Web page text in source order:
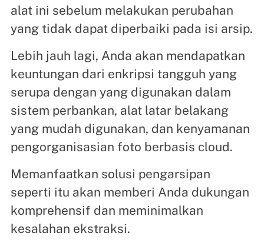
alat ini sebelum melakukan perubahan
yang tidak dapat diperbaiki pada isi arsip.
Lebih jauh lagi, Anda akan mendapatkan
keuntungan dari enkripsi tangguh yang
serupa dengan yang digunakan dalam
sistem perbankan, alat latar belakang
yang mudah digunakan, dan kenyamanan
pengorganisasian foto berbasis cloud.
Memanfaatkan solusi pengarsipan
seperti itu akan memberi Anda dukungan
komprehensif dan meminimalkan
kesalahan ekstraksi.